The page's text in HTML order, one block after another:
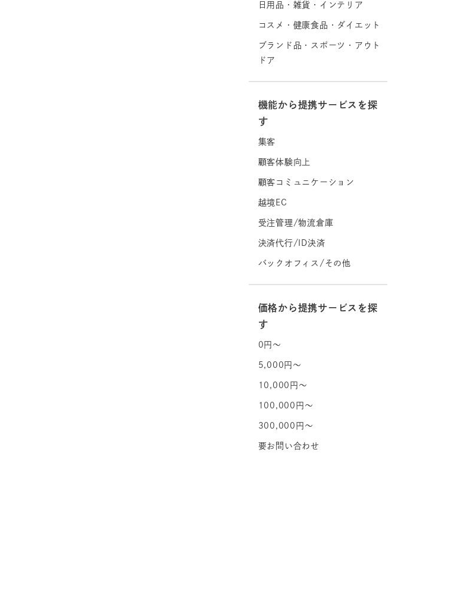
日用品・雑貨・インテリア
コスメ・健康食品・ダイエット
ブランド品・スポーツ・アウト
ドア
機能から提携サービスを探
す
集客
顧客体験向上
顧客コミュニケーション
越境EC
受注管理/物流倉庫
決済代行/ID決済
バックオフィス/その他
価格から提携サービスを探
す
0円〜
5,000円〜
10,000円〜
100,000円〜
300,000円〜
要お問い合わせ